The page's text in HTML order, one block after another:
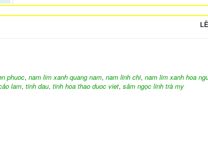
phuoc, nam lim xanh quang nam, nam linh chi, nam lim xanh hoa
lam, tinh dau, tinh hoa thao duoc viet, sâm ngọc linh trà my